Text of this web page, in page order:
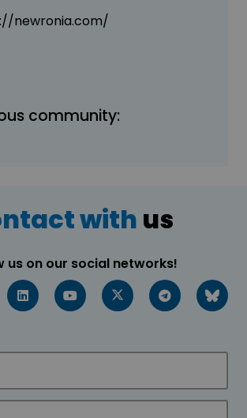
newronia.com/
community:
with us
us on our social networks!